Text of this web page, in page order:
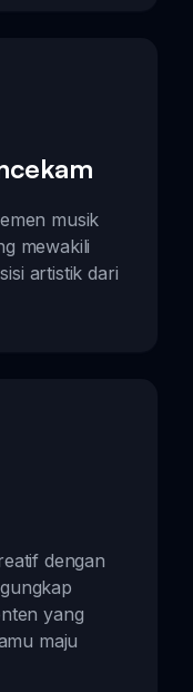
musik
mewakili
artistik dari
dengan
yang
maju